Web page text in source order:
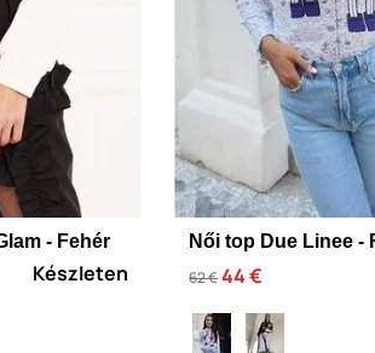
- Fehér
Készleten
Női top Due Linee -
62 €44 €